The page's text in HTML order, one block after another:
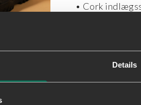
Details
• Cork